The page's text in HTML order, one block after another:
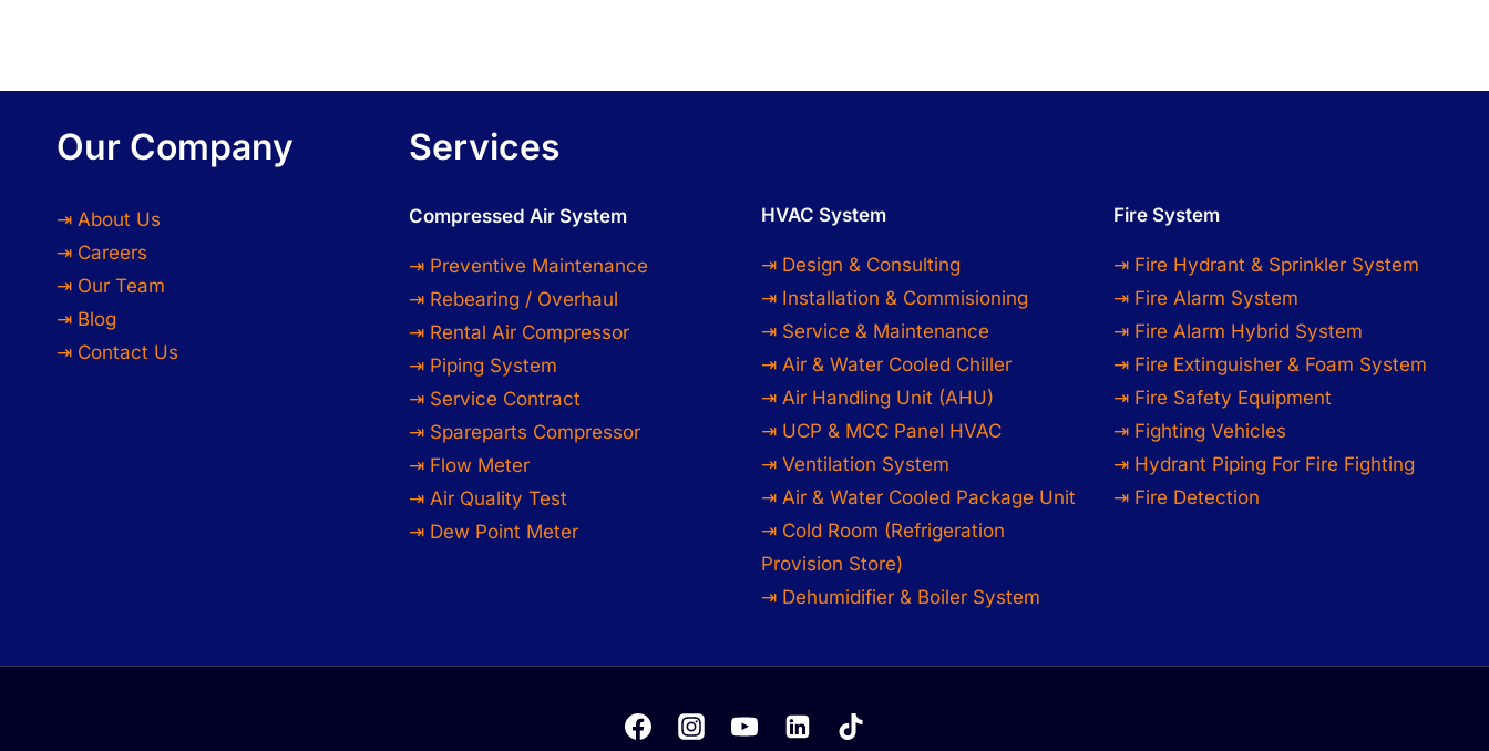
Our Company
⇥ About Us
⇥ Careers
⇥ Our Team
⇥ Blog
⇥ Contact Us
Services
Compressed Air System
⇥ Preventive Maintenance
⇥ Rebearing / Overhaul
⇥ Rental Air Compressor
⇥ Piping System
⇥ Service Contract
⇥ Spareparts Compressor
⇥ Flow Meter
⇥ Air Quality Test
⇥ Dew Point Meter
HVAC System
⇥ Design & Consulting
⇥ Installation & Commisioning
⇥ Service & Maintenance
⇥ Air & Water Cooled Chiller
⇥ Air Handling Unit (AHU)
⇥ UCP & MCC Panel HVAC
⇥ Ventilation System
⇥ Air & Water Cooled Package Unit
⇥ Cold Room (Refrigeration
Provision Store)
⇥ Dehumidifier & Boiler System
Fire System
⇥ Fire Hydrant & Sprinkler System
⇥ Fire Alarm System
⇥ Fire Alarm Hybrid System
⇥ Fire Extinguisher & Foam System
⇥ Fire Safety Equipment
⇥ Fighting Vehicles
⇥ Hydrant Piping For Fire Fighting
⇥ Fire Detection